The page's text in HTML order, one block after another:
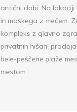
antični dobi. Na
in moškega z mečem.
kompleks z glavno
privatnih hišah,
bele-peščene plaže
mestom.